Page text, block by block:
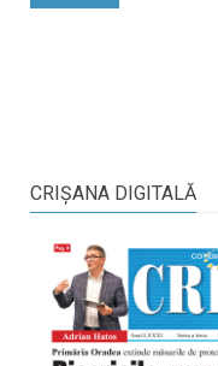
CRIŞANA DIGITALĂ